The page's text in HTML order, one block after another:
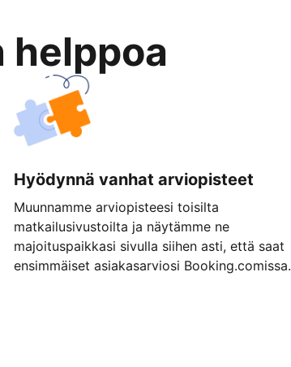
Hyödynnä vanhat arviopisteet
Muunnamme arviopisteesi toisilta
matkailusivustoilta ja näytämme ne
majoituspaikkasi sivulla siihen asti, että saat
ensimmäiset asiakasarviosi Booking.comissa.